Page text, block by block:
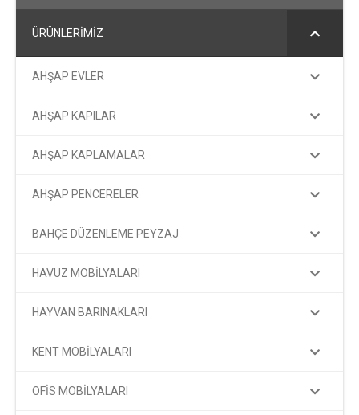
ÜRÜNLERİMİZ
AHŞAP EVLER
AHŞAP KAPILAR
AHŞAP KAPLAMALAR
AHŞAP PENCERELER
BAHÇE DÜZENLEME PEYZAJ
HAVUZ MOBİLYALARI
HAYVAN BARINAKLARI
KENT MOBİLYALARI
OFİS MOBİLYALARI